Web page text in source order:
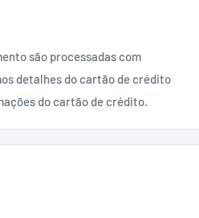
Glicerina, Palmitato Cetílico, Óleo
Ginkgo Biloba, Nicotinato de
Óleo de Semente de Helianthus
de Tocoferil, Resina de
são processadas com
detalhes do cartão de crédito
do cartão de crédito.